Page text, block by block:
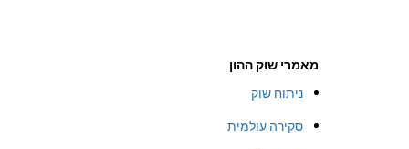
מאמרי שוק ההון
ניתוח שוק
סקירה עולמית